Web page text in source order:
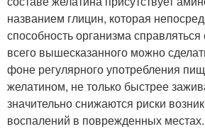
названием глицин, которая
способность организма
всего вышесказанного можно
фоне регулярного употребления
желатином, не только быстрее
значительно снижаются риски
воспалений в поврежденных местах.